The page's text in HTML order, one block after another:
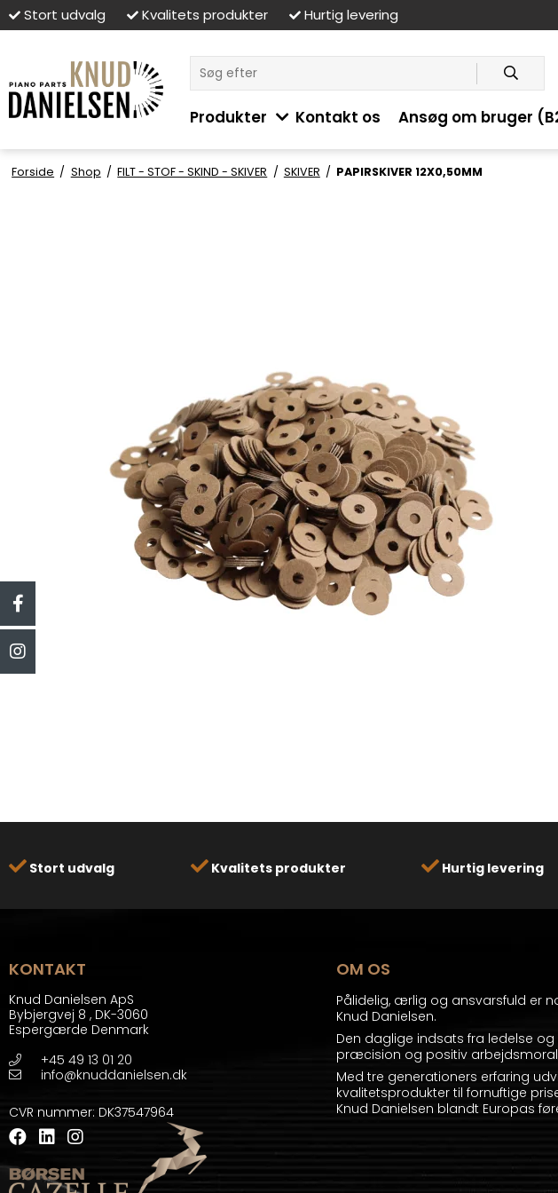
Stort udvalg Kvalitets produkter Hurtig levering
Produkter Kontakt os Ansøg om bruger
Forside / Shop / FILT - STOF - SKIND - SKIVER / SKIVER / PAPIRSKIVER 12X0,50MM
Stort udvalg Kvalitets produkter Hurtig levering
KONTAKT
Knud Danielsen ApS
Bybjergvej 8 , DK-3060
Espergærde Denmark
+45 49 13 01 20
info@knuddanielsen.dk
CVR nummer: DK37547964
OM OS
Pålidelig, ærlig og ansvarsfuld er
Knud Danielsen.
Den daglige indsats fra ledelse
præcision og positiv
Med tre generationers erfaring
kvalitetsprodukter til fornuftige
Knud Danielsen blandt Europas